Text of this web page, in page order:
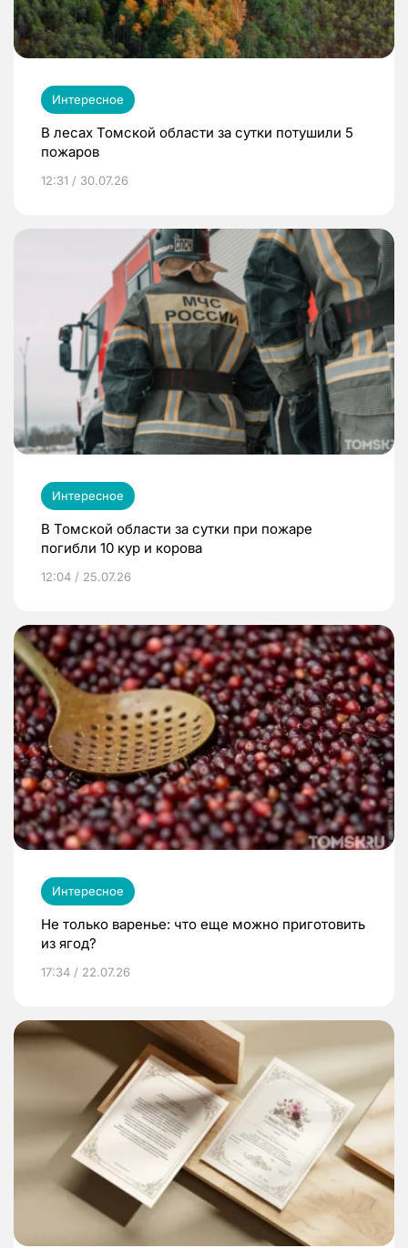
Интересное
В лесах Томской области за сутки потушили 5
пожаров
12:31 / 30.07.26
Интересное
В Томской области за сутки при пожаре
погибли 10 кур и корова
12:04 / 25.07.26
Интересное
Не только варенье: что еще можно приготовить
из ягод?
17:34 / 22.07.26